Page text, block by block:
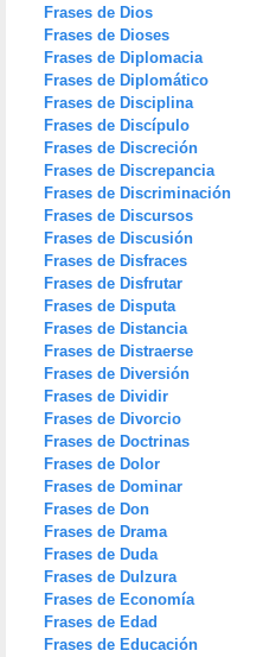
Frases de Dios
Frases de Dioses
Frases de Diplomacia
Frases de Diplomático
Frases de Disciplina
Frases de Discípulo
Frases de Discreción
Frases de Discrepancia
Frases de Discriminación
Frases de Discursos
Frases de Discusión
Frases de Disfraces
Frases de Disfrutar
Frases de Disputa
Frases de Distancia
Frases de Distraerse
Frases de Diversión
Frases de Dividir
Frases de Divorcio
Frases de Doctrinas
Frases de Dolor
Frases de Dominar
Frases de Don
Frases de Drama
Frases de Duda
Frases de Dulzura
Frases de Economía
Frases de Edad
Frases de Educación